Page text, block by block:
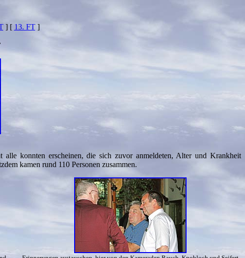
] [ 13. FT]
konnten erscheinen, die sich zuvor anmeldeten, Alter und Krankheit
kamen rund 110 Personen zusammen.